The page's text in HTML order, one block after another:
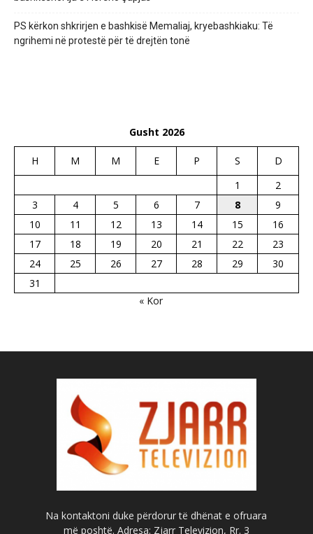
PS kërkon shkrirjen e bashkisë Memaliaj, kryebashkiaku: Të
ngrihemi në protestë për të drejtën tonë
Gusht 2026
H M M E P S
D
1
2
3
4 5 6 7 8
9
10
11 12 13 14 15
16
17
18 19 20 21 22
23
24
25 26 27 28 29
30
31
« Kor
Na kontaktoni duke përdorur të dhënat e ofruara
më poshtë. Adresa: Zjarr Televizion, Rr. 3